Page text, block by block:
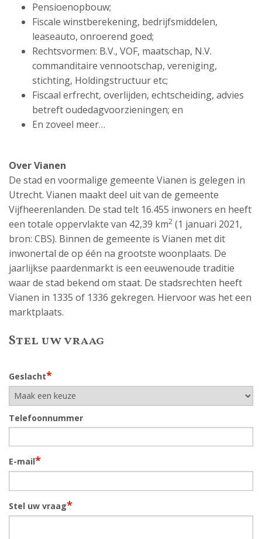
Pensioenopbouw;
Fiscale winstberekening, bedrijfsmiddelen,
leaseauto, onroerend goed;
Rechtsvormen: B.V., VOF, maatschap, N.V.
commanditaire vennootschap, vereniging,
stichting, Holdingstructuur etc;
Fiscaal erfrecht, overlijden, echtscheiding, advies
betreft oudedagvoorzieningen; en
En zoveel meer…
Over Vianen
De stad en voormalige gemeente Vianen is gelegen in
Utrecht. Vianen maakt deel uit van de gemeente
Vijfheerenlanden. De stad telt 16.455 inwoners en heeft
een totale oppervlakte van 42,39 km2 (1 januari 2021,
bron: CBS). Binnen de gemeente is Vianen met dit
inwonertal de op één na grootste woonplaats. De
jaarlijkse paardenmarkt is een eeuwenoude traditie
waar de stad bekend om staat. De stadsrechten heeft
Vianen in 1335 of 1336 gekregen. Hiervoor was het een
marktplaats.
Stel uw vraag
Geslacht*
Telefoonnummer
E-mail*
Stel uw vraag*